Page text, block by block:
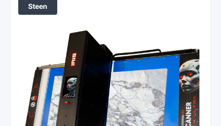
Steen